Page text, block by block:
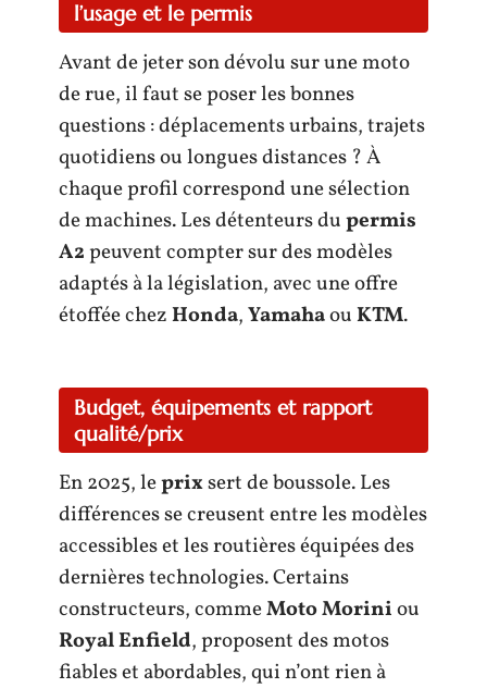
l’usage et le permis
Avant de jeter son dévolu sur une moto
de rue, il faut se poser les bonnes
questions : déplacements urbains, trajets
quotidiens ou longues distances ? À
chaque profil correspond une sélection
de machines. Les détenteurs dupermis
A2peuvent compter sur des modèles
adaptés à la législation, avec une offre
étoffée chezHonda,YamahaouKTM.
Budget, équipements et rapport
qualité/prix
En 2025, leprixsert de boussole. Les
différences se creusent entre les modèles
accessibles et les routières équipées des
dernières technologies. Certains
constructeurs, commeMoto Moriniou
Royal Enfield, proposent des motos
fiables et abordables, qui n’ont rien à